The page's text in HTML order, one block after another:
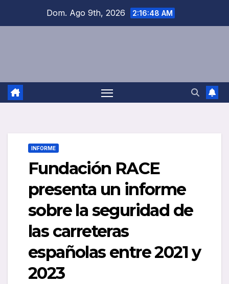
Dom. Ago 9th, 2026 2:16:48 AM
INFORME
Fundación RACE
presenta un informe
sobre la seguridad de
las carreteras
españolas entre 2021 y
2023